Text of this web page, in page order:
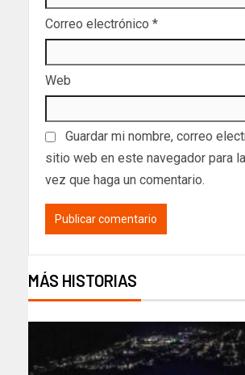
Correo electrónico *
Web
Guardar mi nombre, correo
sitio web en este navegador para
vez que haga un comentario.
MÁS HISTORIAS